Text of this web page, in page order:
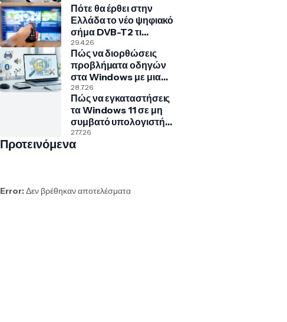
Πότε θα έρθει στην
Ελλάδα το νέο ψηφιακό
σήμα DVB-T2 τι
σημαίνει για την
τηλεόρασή σου
29.4.26
Πώς να διορθώσεις
προβλήματα οδηγών
στα Windows με μια
κρυφή εντολή
28.7.26
Πώς να εγκαταστήσεις
τα Windows 11 σε μη
συμβατό υπολογιστή
με Rufus και Ventoy
27.7.26
Προτεινόμενα
Error:Δεν βρέθηκαν αποτελέσματα